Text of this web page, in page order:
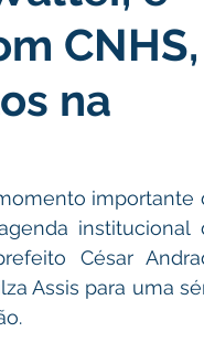
CNHS,
na
importante
institucional
César
Assis para uma